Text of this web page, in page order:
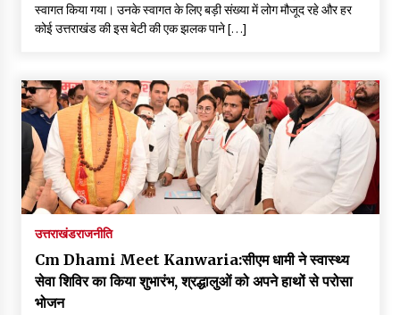
स्वागत किया गया। उनके स्वागत के लिए बड़ी संख्या में लोग मौजूद रहे और हर
कोई उत्तराखंड की इस बेटी की एक झलक पाने […]
उत्तराखंडराजनीति
Cm Dhami Meet Kanwaria:सीएम धामी ने स्वास्थ्य
सेवा शिविर का किया शुभारंभ, श्रद्धालुओं को अपने हाथों से परोसा
भोजन